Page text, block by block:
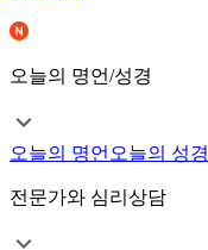
오늘의 명언/성경
오늘의 명언 오늘의 성경
전문가와 심리상담